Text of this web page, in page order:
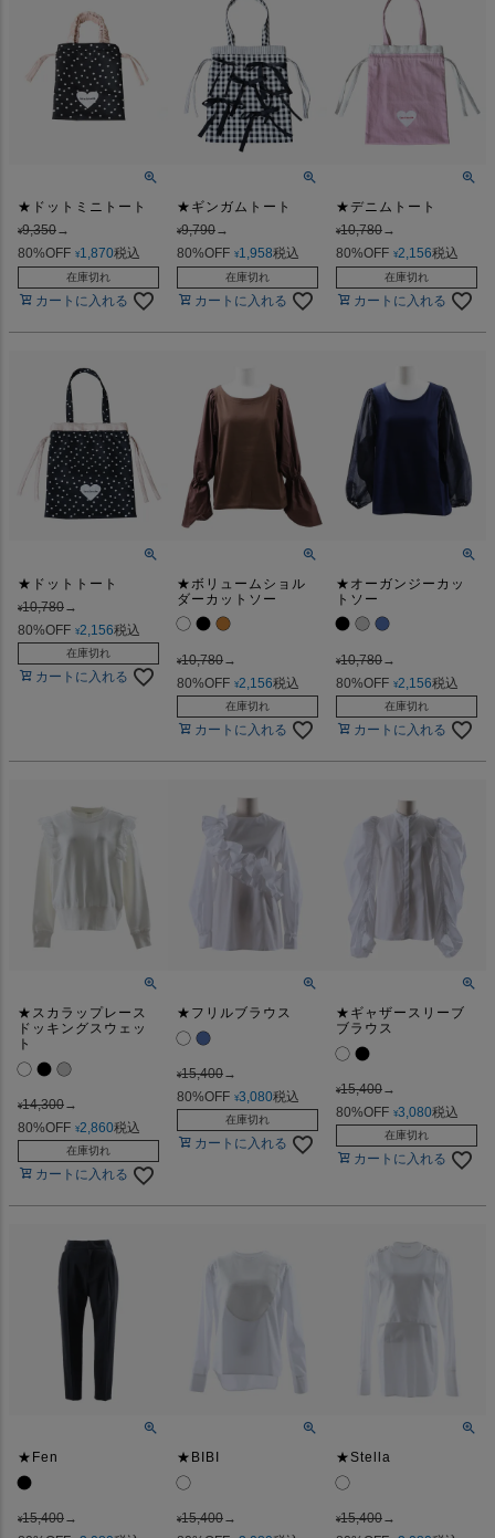
★ドットミニトート
¥9,350→
80%OFF ¥1,870税込
在庫切れ
カートに入れる
★ギンガムトート
¥9,790→
80%OFF ¥1,958税込
在庫切れ
カートに入れる
★デニムトート
¥10,780→
80%OFF ¥2,156税込
在庫切れ
カートに入れる
★ドットトート
¥10,780→
80%OFF ¥2,156税込
在庫切れ
カートに入れる
★ボリュームショル
ダーカットソー
¥10,780→
80%OFF ¥2,156税込
在庫切れ
カートに入れる
★オーガンジーカッ
トソー
¥10,780→
80%OFF ¥2,156税込
在庫切れ
カートに入れる
★スカラップレース
ドッキングスウェッ
ト
¥14,300→
80%OFF ¥2,860税込
在庫切れ
カートに入れる
★フリルブラウス
¥15,400→
80%OFF ¥3,080税込
在庫切れ
カートに入れる
★ギャザースリーブ
ブラウス
¥15,400→
80%OFF ¥3,080税込
在庫切れ
カートに入れる
★Fen
¥15,400→
★BIBI
¥15,400→
★Stella
¥15,400→